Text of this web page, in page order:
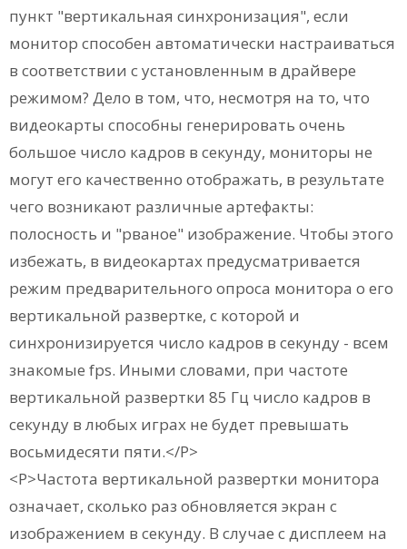
пункт "вертикальная синхронизация", если
монитор способен автоматически настраиваться
в соответствии с установленным в драйвере
режимом? Дело в том, что, несмотря на то, что
видеокарты способны генерировать очень
большое число кадров в секунду, мониторы не
могут его качественно отображать, в результате
чего возникают различные артефакты:
полосность и "рваное" изображение. Чтобы этого
избежать, в видеокартах предусматривается
режим предварительного опроса монитора о его
вертикальной развертке, с которой и
синхронизируется число кадров в секунду - всем
знакомые fps. Иными словами, при частоте
вертикальной развертки 85 Гц число кадров в
секунду в любых играх не будет превышать
восьмидесяти пяти.</P>
<P>Частота вертикальной развертки монитора
означает, сколько раз обновляется экран с
изображением в секунду. В случае с дисплеем на